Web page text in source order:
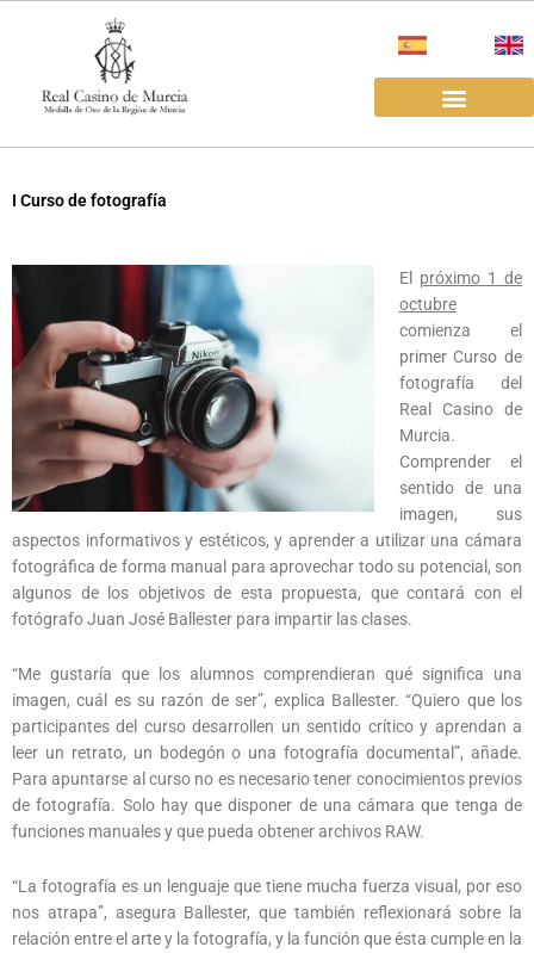
I Curso de fotografía
El próximo 1 de
octubre
comienza el
primer Curso de
fotografía del
Real Casino de
Murcia.
Comprender el
sentido de una
imagen, sus
aspectos informativos y estéticos, y aprender a utilizar una cámara
fotográfica de forma manual para aprovechar todo su potencial, son
algunos de los objetivos de esta propuesta, que contará con el
fotógrafo Juan José Ballester para impartir las clases.
“Me gustaría que los alumnos comprendieran qué significa una
imagen, cuál es su razón de ser”, explica Ballester. “Quiero que los
participantes del curso desarrollen un sentido crítico y aprendan a
leer un retrato, un bodegón o una fotografía documental”, añade.
Para apuntarse al curso no es necesario tener conocimientos previos
de fotografía. Solo hay que disponer de una cámara que tenga de
funciones manuales y que pueda obtener archivos RAW.
“La fotografía es un lenguaje que tiene mucha fuerza visual, por eso
nos atrapa”, asegura Ballester, que también reflexionará sobre la
relación entre el arte y la fotografía, y la función que ésta cumple en la